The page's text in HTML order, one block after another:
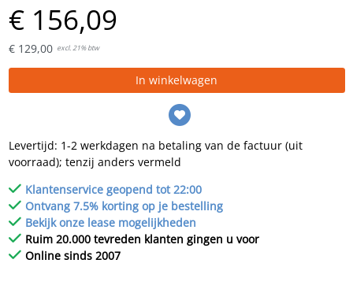
€ 156,09
€ 129,00 excl. 21% btw
In winkelwagen
Levertijd: 1-2 werkdagen na betaling van de factuur (uit
voorraad); tenzij anders vermeld
Klantenservice geopend tot 22:00
Ontvang 7.5% korting op je bestelling
Bekijk onze lease mogelijkheden
Ruim 20.000 tevreden klanten gingen u voor
Online sinds 2007